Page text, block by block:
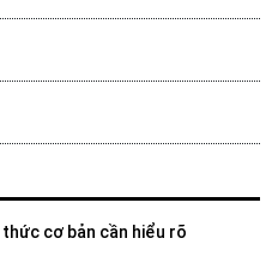
thức cơ bản cần hiểu rõ